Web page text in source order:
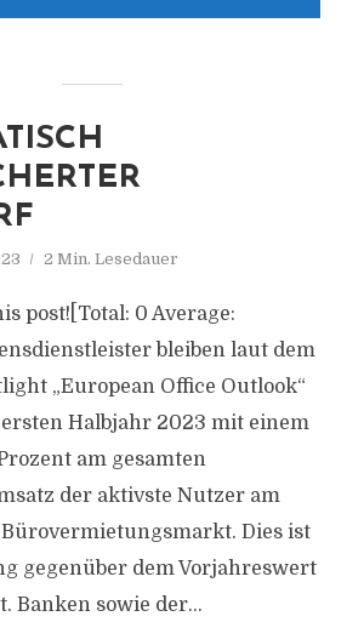
2 Min. Lesedauer
post![Total: 0 Average:
bleiben laut dem
„European Office Outlook“
Halbjahr 2023 mit einem
am gesamten
der aktivste Nutzer am
Dies ist
gegenüber dem Vorjahreswert
Banken sowie der...